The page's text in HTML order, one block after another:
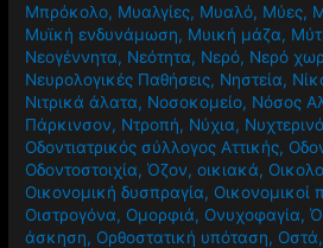
Μπρόκολο, Μυαλγίες, Μυαλό, Μύες,
Μυϊκή ενδυνάμωση, Μυική μάζα,
Νεογέννητα, Νεότητα, Νερό, Νερό
Νευρολογικές Παθήσεις, Νηστεία,
Νιτρικά άλατα, Νοσοκομείο, Νόσος
Πάρκινσον, Ντροπή, Νύχια,
Οδοντιατρικός σύλλογος Αττικής,
Οδοντοστοιχία,Όζον,οικιακά,
Οικονομική δυσπραγία, Οικονομικοί
Οιστρογόνα, Ομορφιά, Ονυχοφαγία,
άσκηση, Ορθοστατική υπόταση, Οστά,